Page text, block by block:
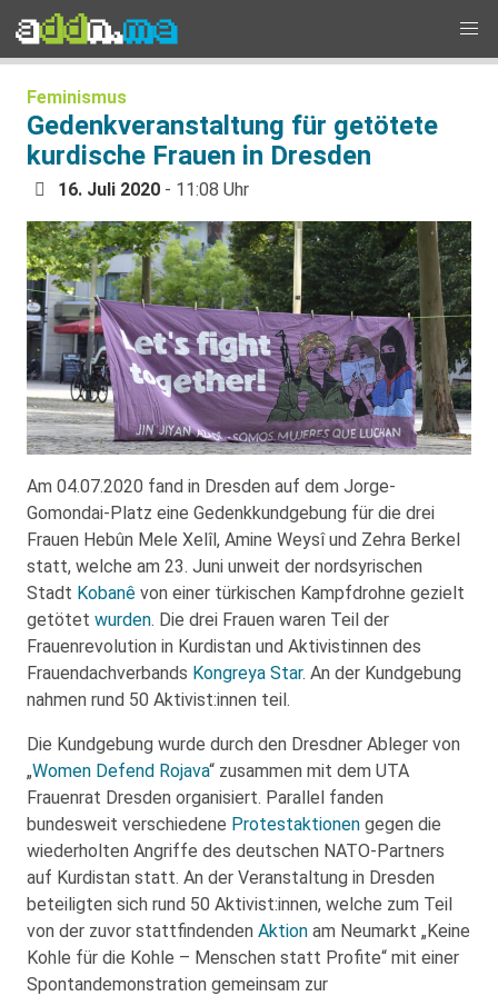
Feminismus
Gedenkveranstaltung für getötete
kurdische Frauen in Dresden
16. Juli 2020 - 11:08 Uhr
Am 04.07.2020 fand in Dresden auf dem Jorge-
Gomondai-Platz eine Gedenkkundgebung für die drei
Frauen Hebûn Mele Xelîl, Amine Weysî und Zehra Berkel
statt, welche am 23. Juni unweit der nordsyrischen
Stadt Kobanê von einer türkischen Kampfdrohne gezielt
getötet wurden. Die drei Frauen waren Teil der
Frauenrevolution in Kurdistan und Aktivistinnen des
Frauendachverbands Kongreya Star. An der Kundgebung
nahmen rund 50 Aktivist:innen teil.
Die Kundgebung wurde durch den Dresdner Ableger von
„Women Defend Rojava“ zusammen mit dem UTA
Frauenrat Dresden organisiert. Parallel fanden
bundesweit verschiedene Protestaktionen gegen die
wiederholten Angriffe des deutschen NATO-Partners
auf Kurdistan statt. An der Veranstaltung in Dresden
beteiligten sich rund 50 Aktivist:innen, welche zum Teil
von der zuvor stattfindenden Aktion am Neumarkt „Keine
Kohle für die Kohle – Menschen statt Profite“ mit einer
Spontandemonstration gemeinsam zur